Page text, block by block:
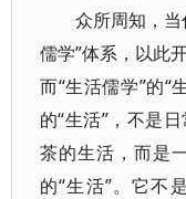
众所周知，
儒学”体系，以此
而“生活儒学”的“
的“生活”，不是
茶的生活，而是
的“生活”。它不